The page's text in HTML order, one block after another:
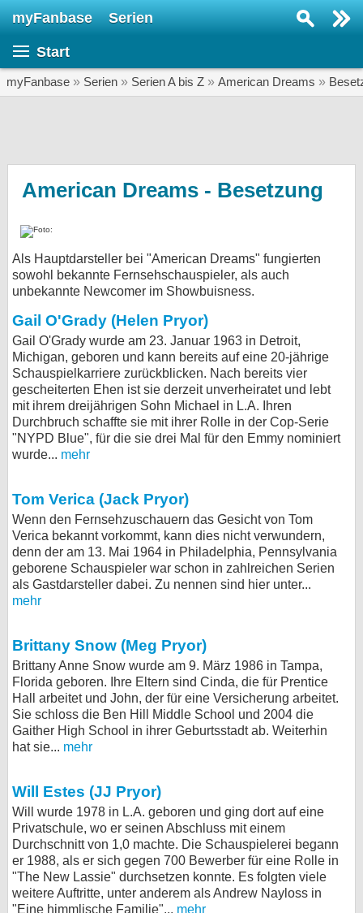
myFanbase Serien
Start
myFanbase » Serien » Serien A bis Z » American Dreams »
American Dreams - Besetzung
Als Hauptdarsteller bei "American Dreams" fungierten
sowohl bekannte Fernsehschauspieler, als auch
unbekannte Newcomer im Showbuisness.
Gail O'Grady (Helen Pryor)
Gail O'Grady wurde am 23. Januar 1963 in Detroit,
Michigan, geboren und kann bereits auf eine 20-jährige
Schauspielkarriere zurückblicken. Nach bereits vier
gescheiterten Ehen ist sie derzeit unverheiratet und lebt
mit ihrem dreijährigen Sohn Michael in L.A. Ihren
Durchbruch schaffte sie mit ihrer Rolle in der Cop-Serie
"NYPD Blue", für die sie drei Mal für den Emmy nominiert
wurde... mehr
Tom Verica (Jack Pryor)
Wenn den Fernsehzuschauern das Gesicht von Tom
Verica bekannt vorkommt, kann dies nicht verwundern,
denn der am 13. Mai 1964 in Philadelphia, Pennsylvania
geborene Schauspieler war schon in zahlreichen Serien
als Gastdarsteller dabei. Zu nennen sind hier unter...
mehr
Brittany Snow (Meg Pryor)
Brittany Anne Snow wurde am 9. März 1986 in Tampa,
Florida geboren. Ihre Eltern sind Cinda, die für Prentice
Hall arbeitet und John, der für eine Versicherung arbeitet.
Sie schloss die Ben Hill Middle School und 2004 die
Gaither High School in ihrer Geburtsstadt ab. Weiterhin
hat sie... mehr
Will Estes (JJ Pryor)
Will wurde 1978 in L.A. geboren und ging dort auf eine
Privatschule, wo er seinen Abschluss mit einem
Durchschnitt von 1,0 machte. Die Schauspielerei begann
er 1988, als er sich gegen 700 Bewerber für eine Rolle in
"The New Lassie" durchsetzen konnte. Es folgten viele
weitere Auftritte, unter anderem als Andrew Nayloss in
"Eine himmlische Familie"... mehr
SERIEN
Specials
SERVICE
Gewinnspiele
Forum
bei X
bei Facebook
Nutzungsbedingungen
Datenschutz
Cookie-Einstellungen
Desktop-Ansicht
myFanbase